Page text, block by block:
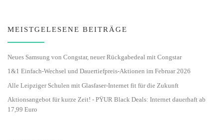
MEISTGELESENE BEITRÄGE
Neues Samsung von Congstar, neuer Rückgabedeal mit Congstar
1&1 Einfach-Wechsel und Dauertiefpreis-Aktionen im Februar 2026
Alle Leipziger Schulen mit Glasfaser-Internet fit für die Zukunft
Aktionsangebot für kurze Zeit! - PŸUR Black Deals: Internet dauerhaft ab
17,99 Euro